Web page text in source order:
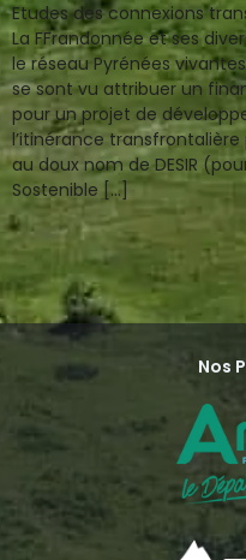
Etudes des connexions
La FFrandonnée et ses
le réseau Pyrénées
se sont vu attribuer un
pour un projet de
l’itinérance
au doux nom de DESIR
Sostenible […]
Nos